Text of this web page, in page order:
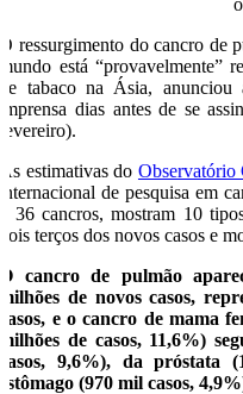
O ressurgimento do cancro de
mundo está “provavelmente”
de tabaco na Ásia, anunciou
imprensa dias antes de se
fevereiro).
As estimativas do
internacional de pesquisa em
e 36 cancros, mostram 10
dois terços dos novos casos e
O cancro de pulmão
milhões de novos casos,
casos, e o cancro de mama
milhões de casos, 11,6%)
casos, 9,6%), da próstata
estômago (970 mil casos,